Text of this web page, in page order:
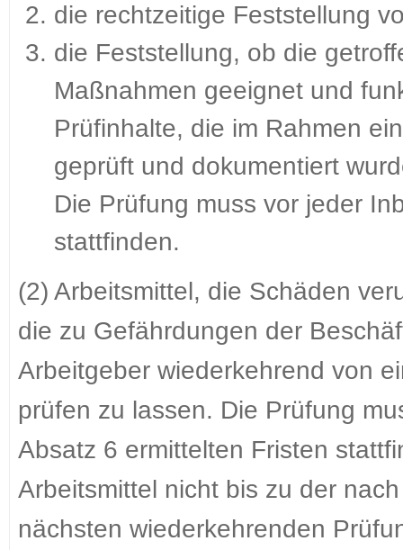
die rechtzeitige Feststellung
die Feststellung, ob die
Maßnahmen geeignet und
Prüfinhalte, die im Rahmen
geprüft und dokumentiert
Die Prüfung muss vor jeder
stattfinden.
(2) Arbeitsmittel, die Schäden
die zu Gefährdungen der
Arbeitgeber wiederkehrend von
prüfen zu lassen. Die Prüfung
Absatz 6 ermittelten Fristen
Arbeitsmittel nicht bis zu der
nächsten wiederkehrenden